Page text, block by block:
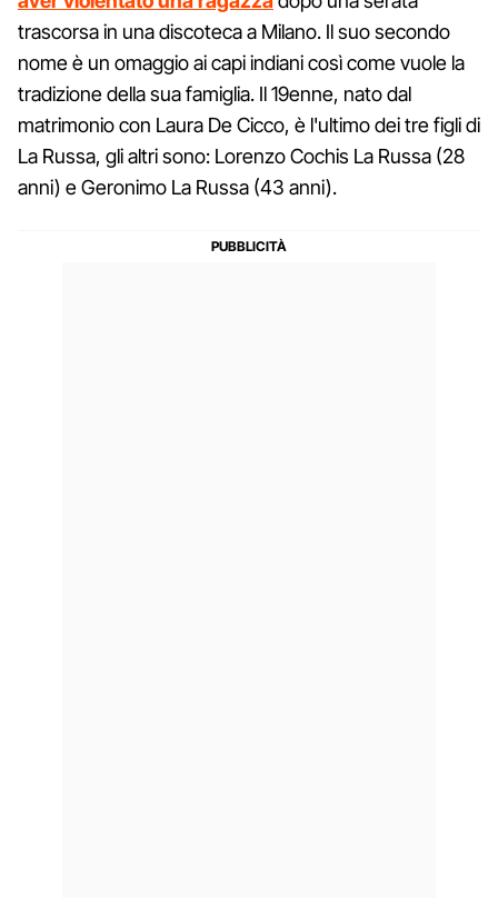
trascorsa in una discoteca a Milano. Il suo secondo
nome è un omaggio ai capi indiani così come vuole la
tradizione della sua famiglia. Il 19enne, nato dal
matrimonio con Laura De Cicco, è l'ultimo dei tre figli di
La Russa, gli altri sono: Lorenzo Cochis La Russa (28
anni) e Geronimo La Russa (43 anni).